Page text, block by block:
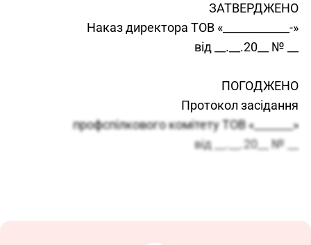
ЗАТВЕРДЖЕНО
Наказ директора ТОВ «____________-»
від __.__.20__ № __
ПОГОДЖЕНО
Протокол засідання
профспілкового комітету ТОВ «_______»
від __.__.20__ № __